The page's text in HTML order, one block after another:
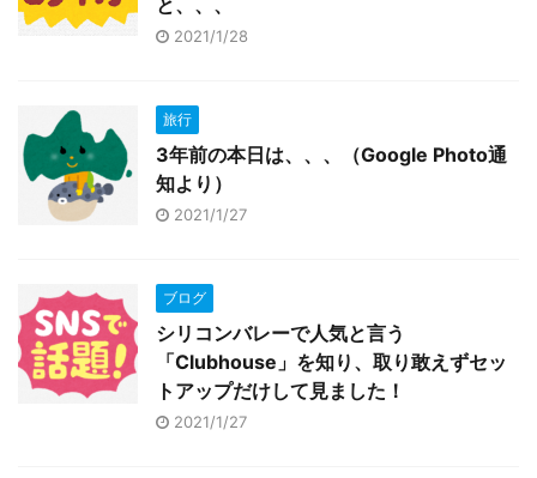
と、、、
2021/1/28
旅行
3年前の本日は、、、（Google Photo通
知より）
2021/1/27
ブログ
シリコンバレーで人気と言う
「Clubhouse」を知り、取り敢えずセッ
トアップだけして見ました！
2021/1/27